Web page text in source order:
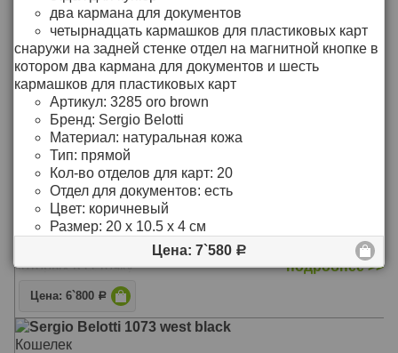
шесть кармашков для пластиковых карт (один из
которых сетчатый)
кармашек для sim карты
снаружи на задней стенке карман для документов
Материал: натуральная кожа
Цвет: чёрный
Тип: прямой
Размер: 18 x 9.5 x 3 см
подробнее >>
Цена: 4`250
Sergio Belotti 1164 milano black
Кошелек
закрывается клапаном на кнопку
внутри:
три отдела для купюр
кармашек для sim-карты
двойное отделение для мелочи, закрывается на
классический замок
два кармашка для документов
десять кармашков для пластиковых карт, один из
которых в сеточку
снаружи на задней стенке карман для документов на
молнии
Материал: натуральная кожа
Цвет: чёрный
подробнее >>
Цена: 6`800 Р
Sergio Belotti 1073 west black
Кошелек
два кармана для документов
четырнадцать кармашков для пластиковых карт
снаружи на задней стенке отдел на магнитной кнопке в
котором два кармана для документов и шесть
кармашков для пластиковых карт
Артикул: 3285 oro brown
Бренд: Sergio Belotti
Материал: натуральная кожа
Тип: прямой
Кол-во отделов для карт: 20
Отдел для документов: есть
Цвет: коричневый
Размер: 20 x 10.5 x 4 см
Цена: 7`580 Р